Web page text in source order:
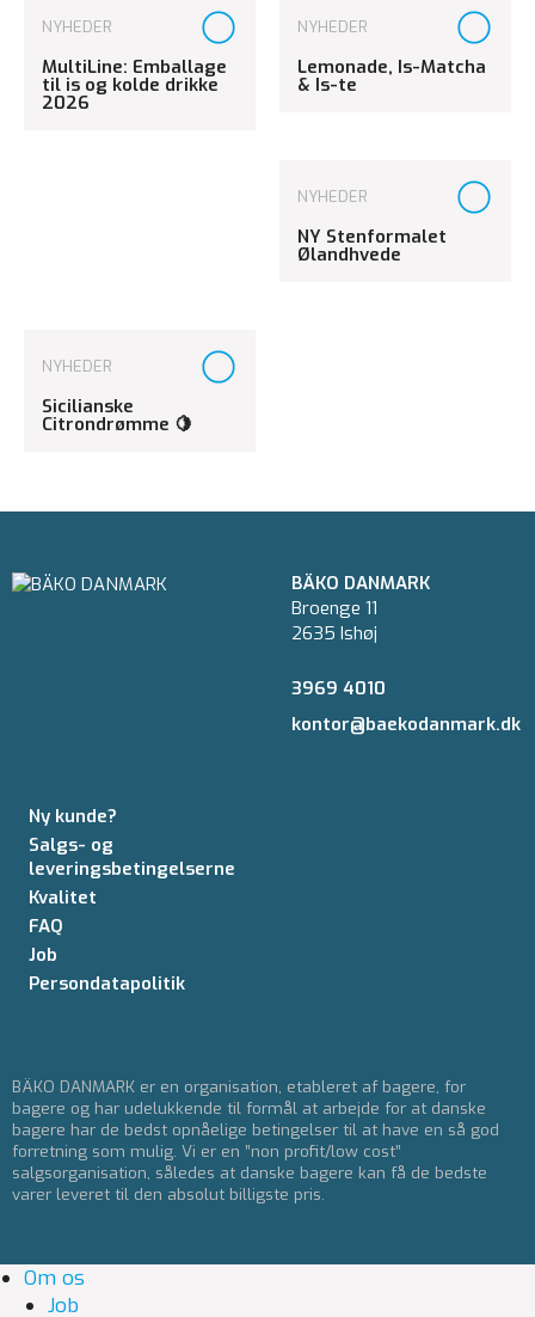
NYHEDER
MultiLine: Emballage
til is og kolde drikke
2026
NYHEDER
Lemonade, Is-Matcha
& Is-te
NYHEDER
NY Stenformalet
Ølandhvede
NYHEDER
Sicilianske
Citrondrømme 🍋
BÄKO DANMARK
Broenge 11
2635 Ishøj
3969 4010
kontor@baekodanmark.dk
Ny kunde?
Salgs- og
leveringsbetingelserne
Kvalitet
FAQ
Job
Persondatapolitik
BÄKO DANMARK er en organisation, etableret af bagere, for
bagere og har udelukkende til formål at arbejde for at danske
bagere har de bedst opnåelige betingelser til at have en så god
forretning som mulig. Vi er en ”non profit/low cost”
salgsorganisation, således at danske bagere kan få de bedste
varer leveret til den absolut billigste pris.
Om os
Job